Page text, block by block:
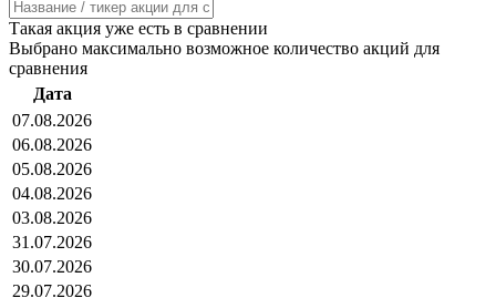
Такая акция уже есть в сравнении
Выбрано максимально возможное количество акций для
сравнения
Дата
07.08.2026
06.08.2026
05.08.2026
04.08.2026
03.08.2026
31.07.2026
30.07.2026
29.07.2026